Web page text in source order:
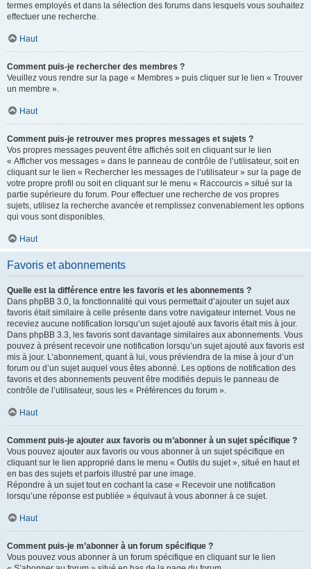
termes employés et dans la sélection des forums dans lesquels vous souhaitez
effectuer une recherche.
Haut
Comment puis-je rechercher des membres ?
Veuillez vous rendre sur la page « Membres » puis cliquer sur le lien « Trouver
un membre ».
Haut
Comment puis-je retrouver mes propres messages et sujets ?
Vos propres messages peuvent être affichés soit en cliquant sur le lien
« Afficher vos messages » dans le panneau de contrôle de l’utilisateur, soit en
cliquant sur le lien « Rechercher les messages de l’utilisateur » sur la page de
votre propre profil ou soit en cliquant sur le menu « Raccourcis » situé sur la
partie supérieure du forum. Pour effectuer une recherche de vos propres
sujets, utilisez la recherche avancée et remplissez convenablement les options
qui vous sont disponibles.
Haut
Favoris et abonnements
Quelle est la différence entre les favoris et les abonnements ?
Dans phpBB 3.0, la fonctionnalité qui vous permettait d’ajouter un sujet aux
favoris était similaire à celle présente dans votre navigateur internet. Vous ne
receviez aucune notification lorsqu’un sujet ajouté aux favoris était mis à jour.
Dans phpBB 3.3, les favoris sont davantage similaires aux abonnements. Vous
pouvez à présent recevoir une notification lorsqu’un sujet ajouté aux favoris est
mis à jour. L’abonnement, quant à lui, vous préviendra de la mise à jour d’un
forum ou d’un sujet auquel vous êtes abonné. Les options de notification des
favoris et des abonnements peuvent être modifiés depuis le panneau de
contrôle de l’utilisateur, sous les « Préférences du forum ».
Haut
Comment puis-je ajouter aux favoris ou m’abonner à un sujet spécifique ?
Vous pouvez ajouter aux favoris ou vous abonner à un sujet spécifique en
cliquant sur le lien approprié dans le menu « Outils du sujet », situé en haut et
en bas des sujets et parfois illustré par une image.
Répondre à un sujet tout en cochant la case « Recevoir une notification
lorsqu’une réponse est publiée » équivaut à vous abonner à ce sujet.
Haut
Comment puis-je m’abonner à un forum spécifique ?
Vous pouvez vous abonner à un forum spécifique en cliquant sur le lien